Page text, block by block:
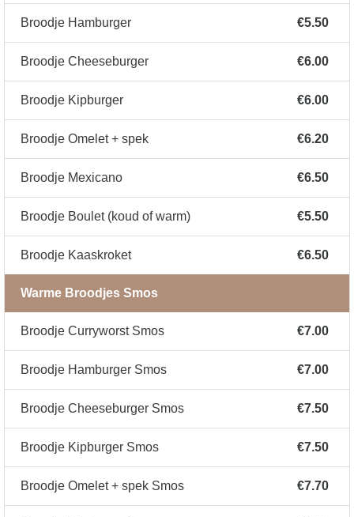
Broodje Hamburger €5.50
Broodje Cheeseburger €6.00
Broodje Kipburger €6.00
Broodje Omelet + spek €6.20
Broodje Mexicano €6.50
Broodje Boulet (koud of warm) €5.50
Broodje Kaaskroket €6.50
Warme Broodjes Smos
Broodje Curryworst Smos €7.00
Broodje Hamburger Smos €7.00
Broodje Cheeseburger Smos €7.50
Broodje Kipburger Smos €7.50
Broodje Omelet + spek Smos €7.70